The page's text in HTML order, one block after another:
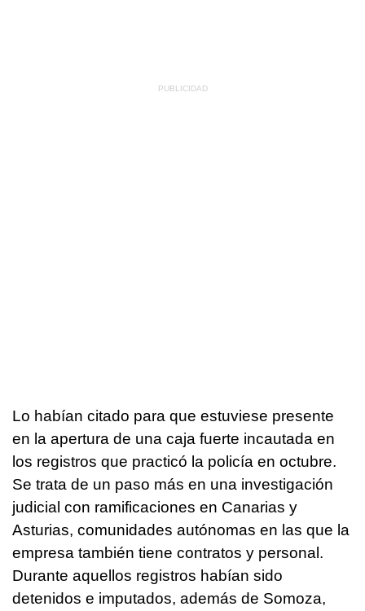
Lo habían citado para que estuviese presente
en la apertura de una caja fuerte incautada en
los registros que practicó la policía en octubre.
Se trata de un paso más en una investigación
judicial con ramificaciones en Canarias y
Asturias, comunidades autónomas en las que la
empresa también tiene contratos y personal.
Durante aquellos registros habían sido
detenidos e imputados, además de Somoza,